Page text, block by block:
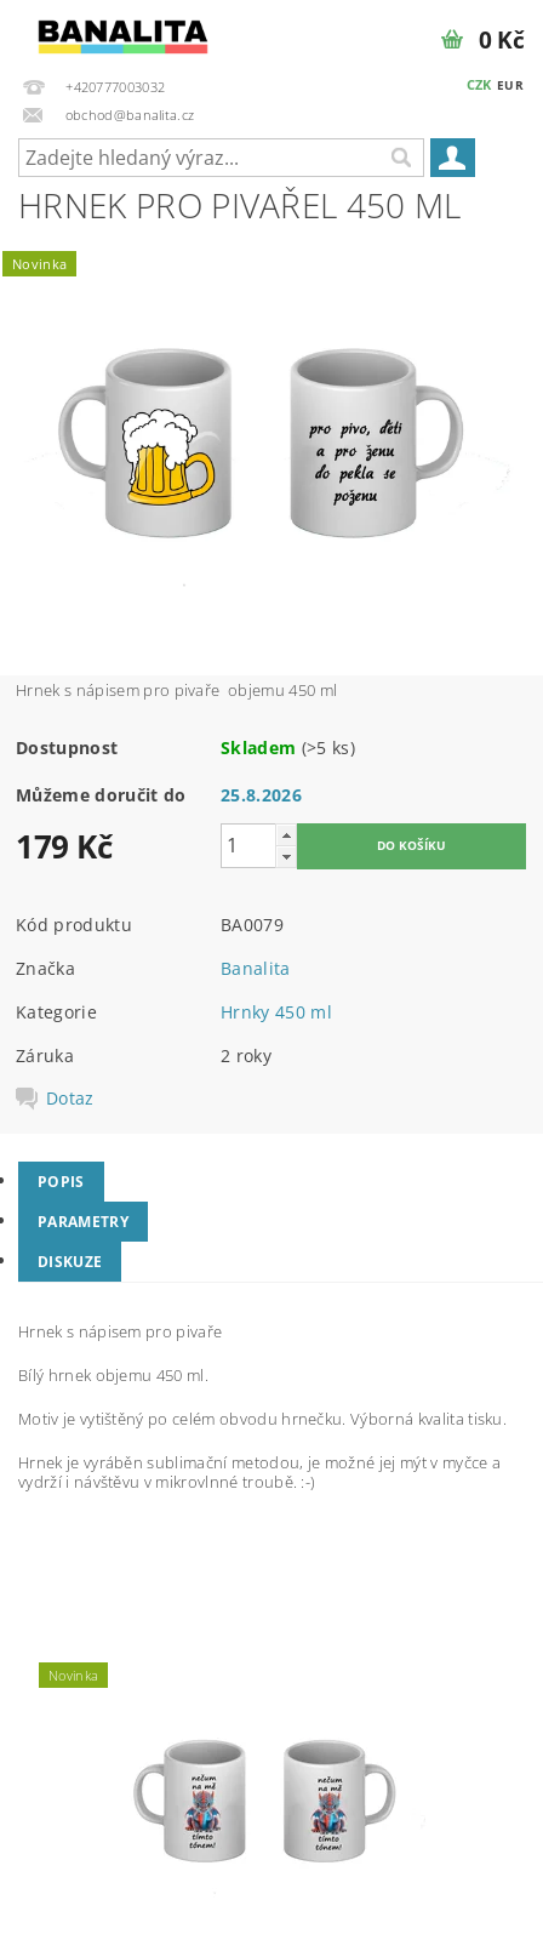
+420777003032
obchod@banalita.cz
CZK EUR
0 Kč
HRNEK PRO PIVAŘEL 450 ML
Novinka
Hrnek s nápisem pro pivaře objemu 450 ml
Dostupnost Skladem (>5 ks)
Můžeme doručit do 25.8.2026
179 Kč
Kód produktu
BA0079
Značka
Banalita
Kategorie
Hrnky 450 ml
Záruka
2 roky
Dotaz
POPIS
PARAMETRY
DISKUZE
Hrnek s nápisem pro pivaře
Bílý hrnek objemu 450 ml.
Motiv je vytištěný po celém obvodu hrnečku. Výborná kvalita tisku.
Hrnek je vyráběn sublimační metodou, je možné jej mýt v myčce a
vydrží i návštěvu v mikrovlnné troubě. :-)
Novinka